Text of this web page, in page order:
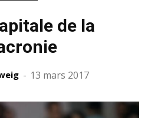
de la
- 13 mars 2017